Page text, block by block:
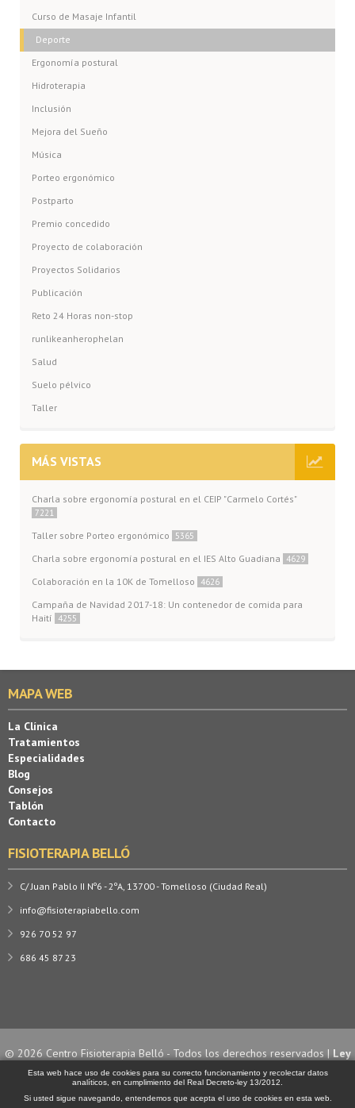
Curso de Masaje Infantil
Deporte
Ergonomía postural
Hidroterapia
Inclusión
Mejora del Sueño
Música
Porteo ergonómico
Postparto
Premio concedido
Proyecto de colaboración
Proyectos Solidarios
Publicación
Reto 24 Horas non-stop
runlikeanherophelan
Salud
Suelo pélvico
Taller
MÁS VISTAS
Charla sobre ergonomía postural en el CEIP "Carmelo Cortés"
7221
Taller sobre Porteo ergonómico 5365
Charla sobre ergonomía postural en el IES Alto Guadiana 4629
Colaboración en la 10K de Tomelloso 4626
Campaña de Navidad 2017-18: Un contenedor de comida para
Haití
4255
MAPA WEB
La Clínica
Tratamientos
Especialidades
Blog
Consejos
Tablón
Contacto
FISIOTERAPIA BELLÓ
C/ Juan Pablo II Nº6 - 2ºA, 13700 - Tomelloso (Ciudad Real)
info@fisioterapiabello.com
926 70 52 97
686 45 87 23
© 2026 Centro Fisioterapia Belló - Todos los derechos reservados | Ley
de Cookies| Diseño y desarrollo por
Esta web hace uso de cookies para su correcto funcionamiento y recolectar datos
analíticos, en cumplimiento del Real Decreto-ley 13/2012.
Si usted sigue navegando, entendemos que acepta el uso de cookies en esta web.